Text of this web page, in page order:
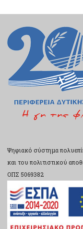
Ψηφιακό σύστημα
και του πολιτιστικού
ΟΠΣ 5069382